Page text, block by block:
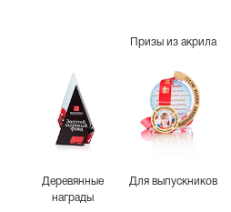
Призы из акрила
Деревянные
награды
Для выпускников